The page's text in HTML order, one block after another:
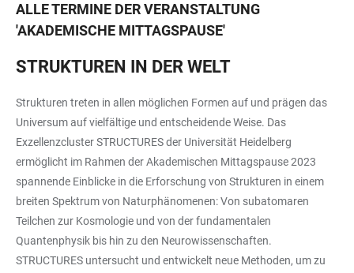
ALLE TERMINE DER VERANSTALTUNG
'AKADEMISCHE MITTAGSPAUSE'
STRUKTUREN IN DER WELT
Strukturen treten in allen möglichen Formen auf und prägen das
Universum auf vielfältige und entscheidende Weise. Das
Exzellenzcluster STRUCTURES der Universität Heidelberg
ermöglicht im Rahmen der Akademischen Mittagspause 2023
spannende Einblicke in die Erforschung von Strukturen in einem
breiten Spektrum von Naturphänomenen: Von subatomaren
Teilchen zur Kosmologie und von der fundamentalen
Quantenphysik bis hin zu den Neurowissenschaften.
STRUCTURES untersucht und entwickelt neue Methoden, um zu